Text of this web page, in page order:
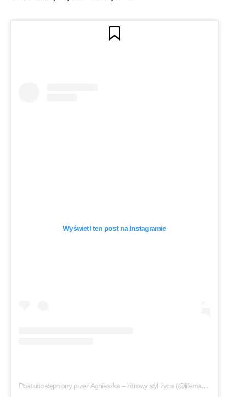
Wyświetl ten post na Instagramie
Post udostępniony przez Agnieszka – zdrowy styl życia (@lifemanagerka)